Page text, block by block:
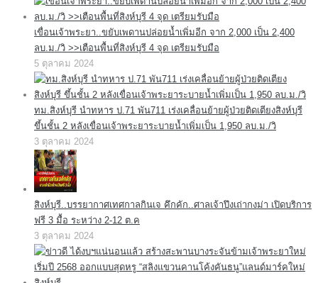
เขื่อนเจ้าพระยา..ขยับเพดานปล่อยน้ำเพิ่มอีก จาก 2,000 เป็น 2,400
ลบ.ม./วิ >>เตือนพื้นที่สิงห์บุรี 4 จุด เตรียมรับมือ
5 ตุลาคม 2024
ทม.สิงห์บุรี นำทหาร ป.71 พัน711 เร่งเคลื่อนย้ายผู้ป่วยติดเตียงสิงห์บุรี
ขึ้นชั้น 2 หลังเขื่อนเจ้าพระยาระบายน้ำเพิ่มเป็น 1,950 ลบ.ม./วิ
3 ตุลาคม 2024
สิงห์บุรี..บรรยากาศเทศกาลกินเจ คึกคัก..ศาลเจ้าปึงเถ่ากงม่า เปิดบริการ
ฟรี 3 มื้อ ระหว่าง 2-12 ต.ค
3 ตุลาคม 2024